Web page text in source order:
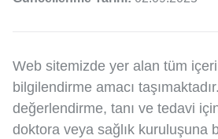
Web sitemizde yer alan tüm
bilgilendirme amacı
değerlendirme, tanı ve tedavi
doktora veya sağlık kuruluşuna